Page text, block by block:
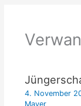
4. November
Mayer